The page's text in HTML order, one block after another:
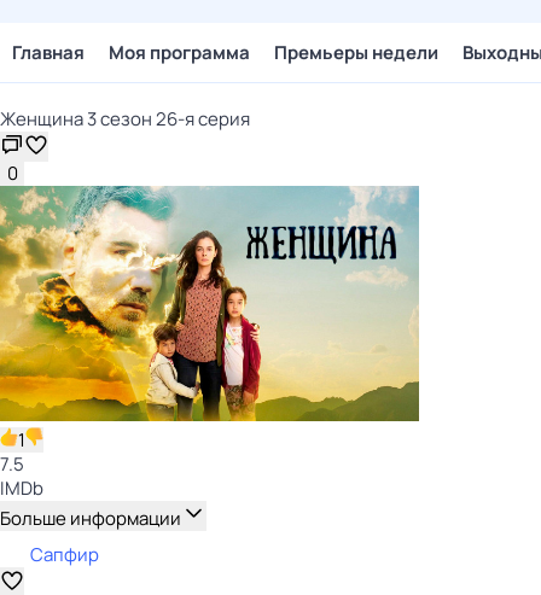
Главная Моя программа Премьеры недели
Женщина 3 сезон 26-я серия
0
1
7.5
IMDb
Больше информации
Сапфир